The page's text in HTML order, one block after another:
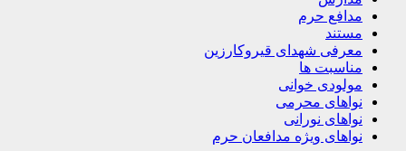
مدافع حرم
مستند
معرفی شهدای قیروکارزین
مناسبت ها
مولودی خوانی
نواهای محرمی
نواهای نورانی
نواهای ویژه مدافعان حرم